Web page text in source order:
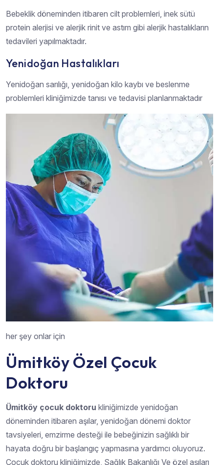
Bebeklik döneminden itibaren cilt problemleri, inek sütü
protein alerjisi ve alerjik rinit ve astım gibi alerjik hastalıkların
tedavileri yapılmaktadır.
Yenidoğan Hastalıkları
Yenidoğan sarılığı, yenidoğan kilo kaybı ve beslenme
problemleri kliniğimizde tanısı ve tedavisi planlanmaktadır
her şey onlar için
Ümitköy Özel Çocuk
Doktoru
Ümitköy çocuk doktoru kliniğimizde yenidoğan
döneminden itibaren aşılar, yenidoğan dönemi doktor
tavsiyeleri, emzirme desteği ile bebeğinizin sağlıklı bir
hayata doğru bir başlangıç yapmasına yardımcı oluyoruz.
Çocuk doktoru kliniğimizde, Sağlık Bakanlığı Ve özel aşıları